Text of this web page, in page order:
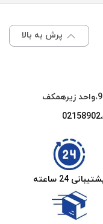
پرش به بالا
24 ساعته